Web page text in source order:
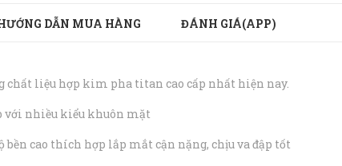
DẪN MUA HÀNG ĐÁNH GIÁ(APP)
chất liệu hợp kim pha titan cao cấp nhất hiện nay.
với nhiều kiểu khuôn mặt
bền cao thích hợp lắp mắt cận nặng, chịu va đập tốt